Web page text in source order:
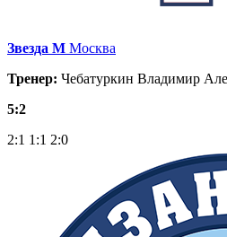
Звезда М Москва
Тренер: Чебатуркин Владимир
5:2
2:1 1:1 2:0